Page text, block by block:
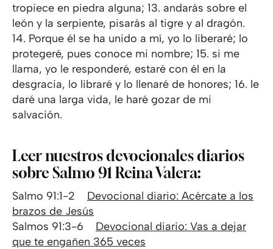
tropiece en piedra alguna; 13. andarás sobre el
león y la serpiente, pisarás al tigre y al dragón.
14. Porque él se ha unido a mí, yo lo liberaré; lo
protegeré, pues conoce mi nombre; 15. si me
llama, yo le responderé, estaré con él en la
desgracia, lo libraré y lo llenaré de honores; 16. le
daré una larga vida, le haré gozar de mi
salvación.
Leer nuestros devocionales diarios
sobre Salmo 91 Reina Valera:
Salmo 91:1-2 Devocional diario: Acércate a los
brazos de Jesús
Salmos 91:3-6 Devocional diario: Vas a dejar
que te engañen 365 veces